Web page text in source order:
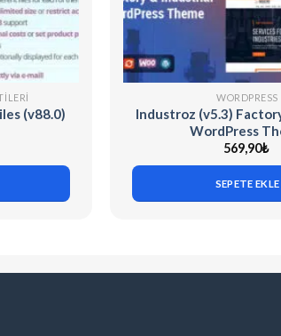
(v88.0)
WORDPRESS
Industroz (v5.3)
WordPress
569,90₺
SEPETE EKLE